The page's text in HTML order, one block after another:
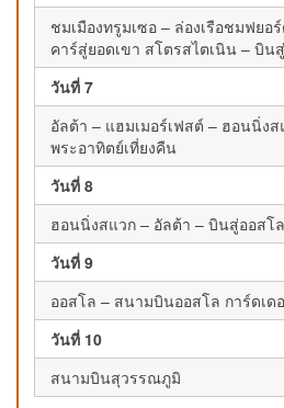
ชมเมืองทรูมเซอ – ล่องเรือชมฟยอ
คาร์สู่ยอดเขา สโตรสไตเนิน – บิน
วันที่ 7
อัลต้า – แฮมเมอร์เฟสต์ – ฮอนนิ่ง
พระอาทิตย์เที่ยงคืน
วันที่ 8
ฮอนนิ่งสแวก – อัลต้า – บินสู่ออสโล
วันที่ 9
ออสโล – สนามบินออสโล การ์ดเด
วันที่ 10
สนามบินสุวรรณภูมิ